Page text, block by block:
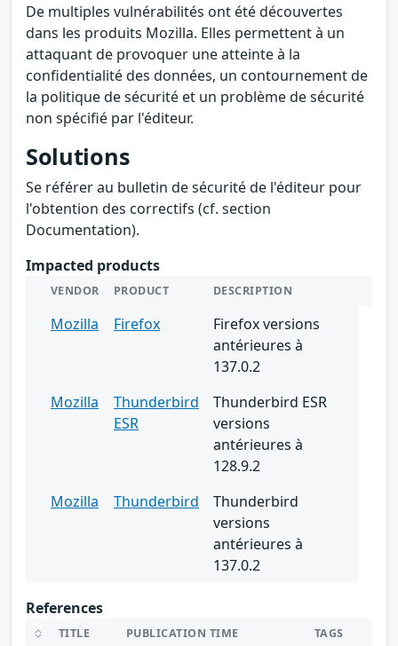
De multiples vulnérabilités ont été découvertes
dans les produits Mozilla. Elles permettent à un
attaquant de provoquer une atteinte à la
confidentialité des données, un contournement de
la politique de sécurité et un problème de sécurité
non spécifié par l'éditeur.
Solutions
Se référer au bulletin de sécurité de l'éditeur pour
l'obtention des correctifs (cf. section
Documentation).
Impacted products
VENDOR PRODUCT DESCRIPTION
Mozilla Firefox
Firefox versions
antérieures à
137.0.2
Mozilla
Thunderbird
ESR
Thunderbird ESR
versions
antérieures à
128.9.2
Mozilla
Thunderbird
Thunderbird
versions
antérieures à
137.0.2
References
TITLE PUBLICATION TIME TAGS